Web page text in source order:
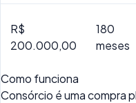
R$
200.000,00
180
meses
Como funciona
Consórcio é uma compra